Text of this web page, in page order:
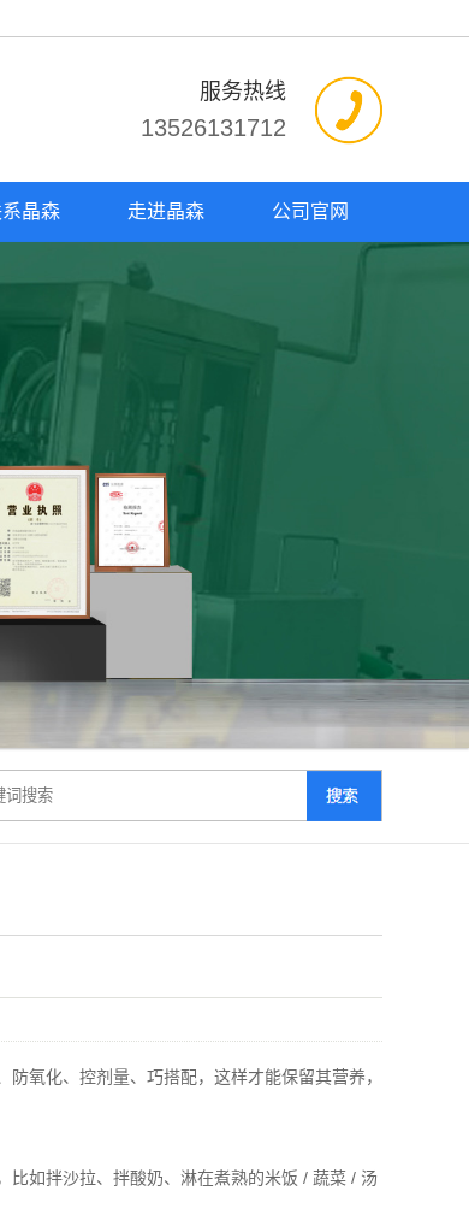
服务热线
13526131712
晶森 走进晶森 公司官网
防氧化、控剂量、巧搭配，这样才能保留其营养，
如拌沙拉、拌酸奶、淋在煮熟的米饭 / 蔬菜 / 汤